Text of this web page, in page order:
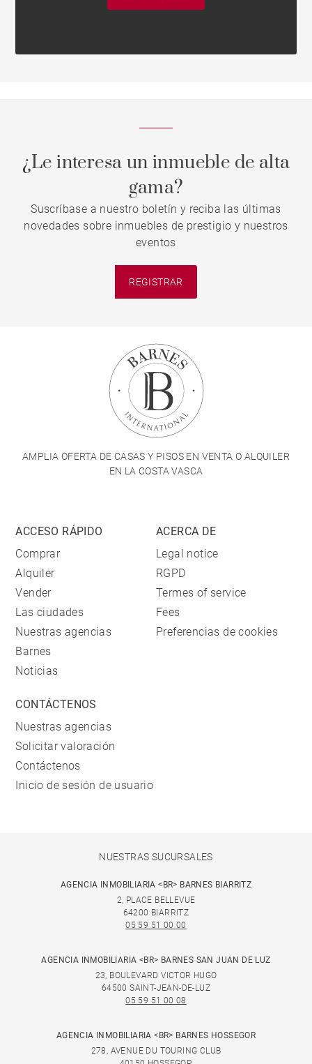
¿Le interesa un inmueble de alta
gama?
Suscríbase a nuestro boletín y reciba las últimas
novedades sobre inmuebles de prestigio y nuestros
eventos
REGISTRAR
AMPLIA OFERTA DE CASAS Y PISOS EN VENTA O ALQUILER
EN LA COSTA VASCA
ACCESO RÁPIDO
Comprar
Alquiler
Vender
Las ciudades
Nuestras agencias
Barnes
Noticias
ACERCA DE
Legal notice
RGPD
Termes of service
Fees
Preferencias de cookies
CONTÁCTENOS
Nuestras agencias
Solicitar valoración
Contáctenos
Inicio de sesión de usuario
NUESTRAS SUCURSALES
AGENCIA INMOBILIARIA <BR> BARNES BIARRITZ
2, PLACE BELLEVUE
64200 BIARRITZ
05 59 51 00 00
AGENCIA INMOBILIARIA <BR> BARNES SAN JUAN DE LUZ
23, BOULEVARD VICTOR HUGO
64500 SAINT-JEAN-DE-LUZ
05 59 51 00 08
AGENCIA INMOBILIARIA <BR> BARNES HOSSEGOR
278, AVENUE DU TOURING CLUB